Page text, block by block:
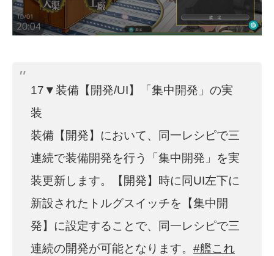
17▼装備【開発/UI】「集中開発」の実
装
装備【開発】において、同一レシピで三
連続で装備開発を行う「集中開発」を実
装更新します。【開発】時に同UI左下に
新設されたトルグスイッチを【集中開
発】に設定することで、同一レシピで三
連続の開発が可能となります。 #艦これ